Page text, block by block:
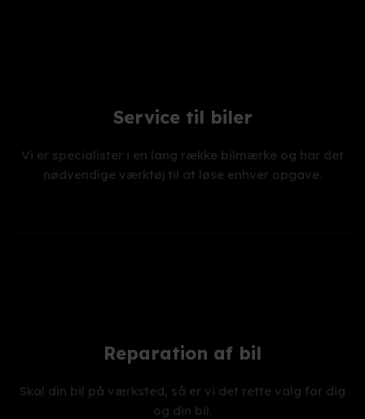
Service til biler
Vi er specialister i en lang række bilmærke og har det
nødvendige værktøj til at løse enhver opgave.
Reparation af bil
Skal din bil på værksted, så er vi det rette valg for dig
og din bil.